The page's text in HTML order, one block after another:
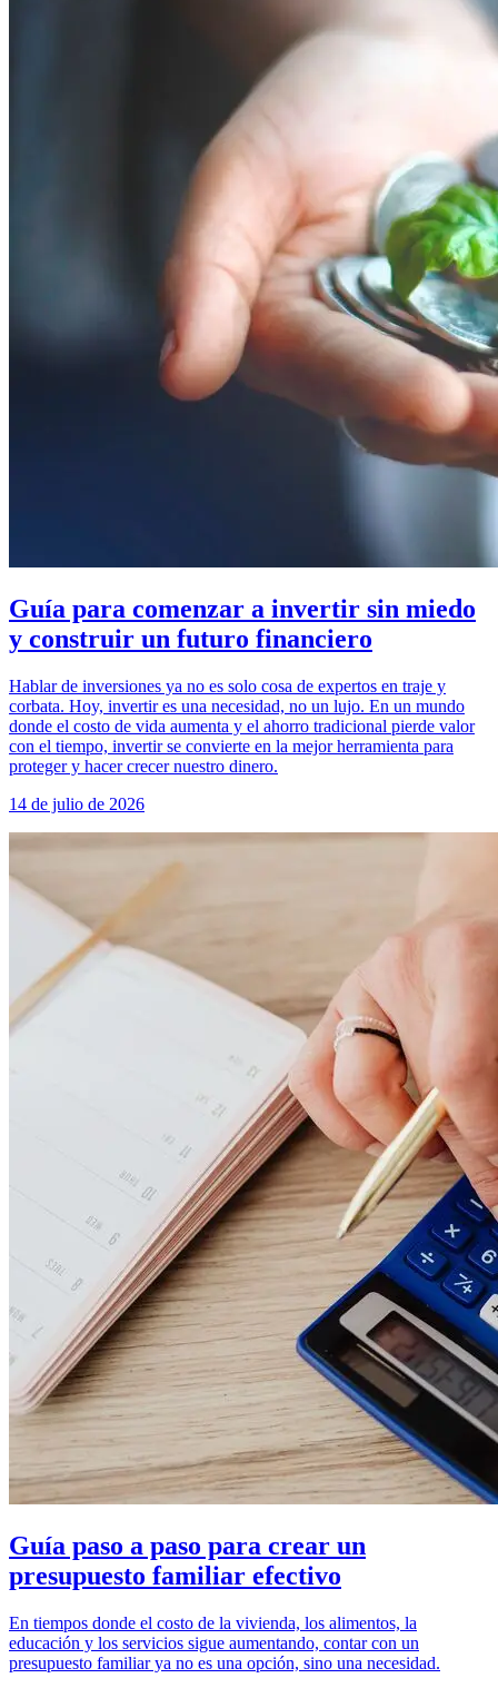
Guía para comenzar a invertir sin miedo
y construir un futuro financiero
Hablar de inversiones ya no es solo cosa de expertos en traje y
corbata. Hoy, invertir es una necesidad, no un lujo. En un mundo
donde el costo de vida aumenta y el ahorro tradicional pierde valor
con el tiempo, invertir se convierte en la mejor herramienta para
proteger y hacer crecer nuestro dinero.
14 de julio de 2026
Guía paso a paso para crear un
presupuesto familiar efectivo
En tiempos donde el costo de la vivienda, los alimentos, la
educación y los servicios sigue aumentando, contar con un
presupuesto familiar ya no es una opción, sino una necesidad.